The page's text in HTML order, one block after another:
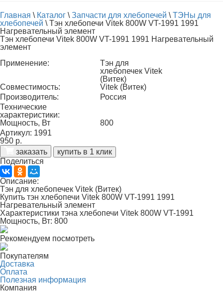
Главная \ Каталог \ Запчасти для хлебопечей \ ТЭНы для
хлебопечей \ Тэн хлебопечи Vitek 800W VT-1991 1991
Нагревательный элемент
Тэн хлебопечи Vitek 800W VT-1991 1991 Нагревательный
элемент
Применение:
Тэн для
хлебопечек Vitek
(Витек)
Совместимость:
Vitek (Витек)
Производитель:
Россия
Технические
характеристики:
Мощность, Вт
800
Артикул: 1991
950 р.
заказать
купить в 1 клик
Поделиться
Описание:
Тэн для хлебопечек Vitek (Витек)
Купить тэн хлебопечи Vitek 800W VT-1991 1991
Нагревательный элемент
Характеристики тэна хлебопечи Vitek 800W VT-1991
Мощность, Вт: 800
Рекомендуем посмотреть
Покупателям
Доставка
Оплата
Полезная информация
Компания